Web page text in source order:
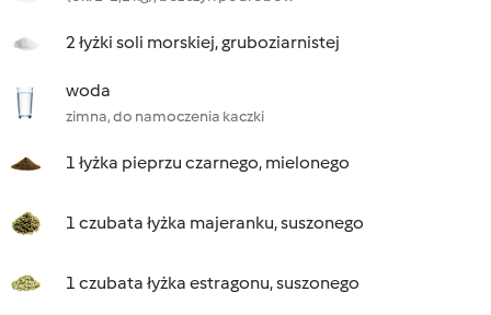
2 łyżki soli morskiej, gruboziarnistej
woda
zimna, do namoczenia kaczki
1 łyżka pieprzu czarnego, mielonego
1 czubata łyżka majeranku, suszonego
1 czubata łyżka estragonu, suszonego